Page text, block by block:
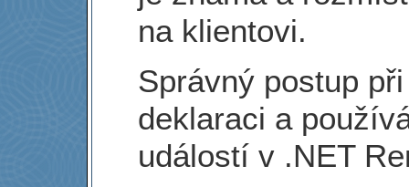
na klientovi.
Správný postup při
deklaraci a
událostí v .NET